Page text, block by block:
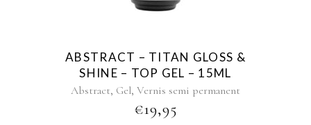
ABSTRACT – TITAN GLOSS &
SHINE – TOP GEL – 15ML
Abstract, Gel, Vernis semi permanent
€19,95